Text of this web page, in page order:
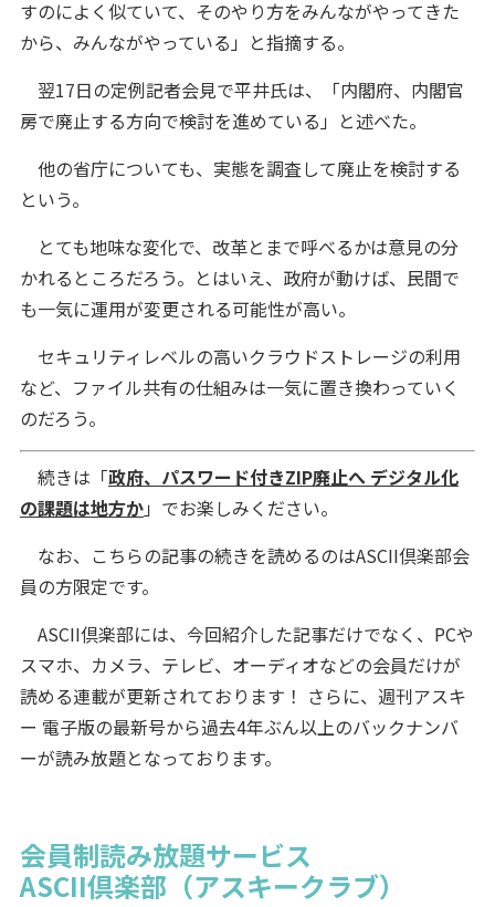
すのによく似ていて、そのやり方をみんながやってきた
から、みんながやっている」と指摘する。
翌17日の定例記者会見で平井氏は、「内閣府、内閣官
房で廃止する方向で検討を進めている」と述べた。
他の省庁についても、実態を調査して廃止を検討する
という。
とても地味な変化で、改革とまで呼べるかは意見の分
かれるところだろう。とはいえ、政府が動けば、民間で
も一気に運用が変更される可能性が高い。
セキュリティレベルの高いクラウドストレージの利用
など、ファイル共有の仕組みは一気に置き換わっていく
のだろう。
続きは「政府、パスワード付きZIP廃止へ デジタル化
の課題は地方か」でお楽しみください。
なお、こちらの記事の続きを読めるのはASCII倶楽部会
員の方限定です。
ASCII倶楽部には、今回紹介した記事だけでなく、PCや
スマホ、カメラ、テレビ、オーディオなどの会員だけが
読める連載が更新されております！ さらに、週刊アスキ
ー 電子版の最新号から過去4年ぶん以上のバックナンバ
ーが読み放題となっております。
会員制読み放題サービス
ASCII倶楽部（アスキークラブ）